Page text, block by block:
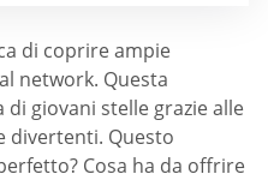
di coprire ampie
network. Questa
giovani stelle grazie alle
divertenti. Questo
Cosa ha da offrire